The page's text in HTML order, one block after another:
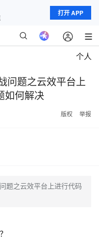
打开 APP
个人
问题之云效平台上
如何解决
版权 举报
题之云效平台上进行代码